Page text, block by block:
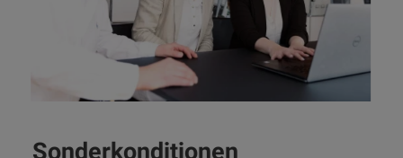
Sonderkonditionen